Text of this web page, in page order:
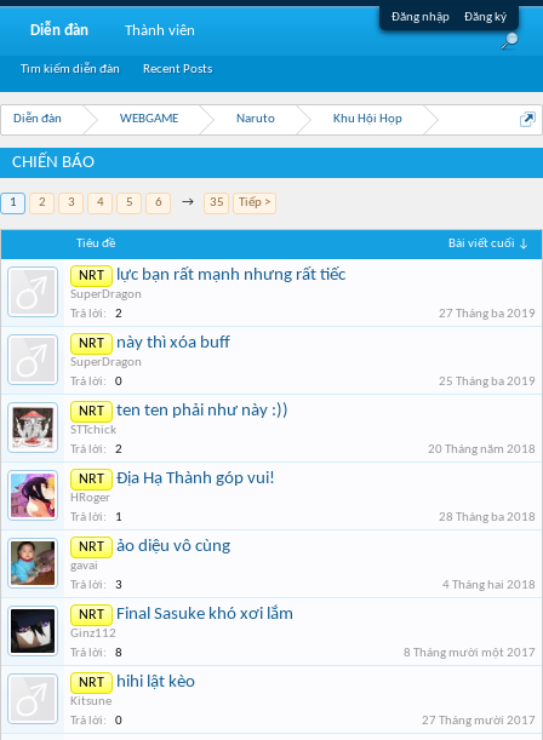
Đăng nhập Đăng ký
Diễn đàn WEBGAME Naruto Khu Hội Họp
CHIẾN BÁO
1 2 3 4 5 6 → 35 Tiếp >
Tiêu đề Bài viết cuối ↓
NRT lực bạn rất mạnh nhưng rất tiếc
SuperDragon
Trả lời:
2 27 Tháng ba 2019
NRT này thì xóa buff
SuperDragon
Trả lời:
0 25 Tháng ba 2019
NRT ten ten phải như này :))
STTchick
Trả lời:
2 20 Tháng năm 2018
NRT Địa Hạ Thành góp vui!
HRoger
Trả lời:
1 28 Tháng ba 2018
NRT ảo diệu vô cùng
gavai
Trả lời:
3 4 Tháng hai 2018
NRT Final Sasuke khó xơi lắm
Ginz112
Trả lời:
8 8 Tháng mười một 2017
NRT hihi lật kèo
Kitsune
Trả lời:
0 27 Tháng mười 2017
Diễn đàn
Tìm kiếm diễn đàn Recent Posts
Thành viên